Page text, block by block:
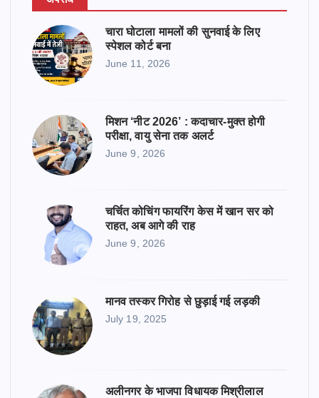
चारा घोटाला मामलों की सुनवाई के लिए
स्पेशल कोर्ट बना
June 11, 2026
मिशन ‘नीट 2026’ : कदाचार-मुक्त होगी
परीक्षा, वायु सेना तक अलर्ट
June 9, 2026
चर्चित कोचिंग फायरिंग केस में खान सर को
राहत, अब आगे की राह
June 9, 2026
मानव तस्कर गिरोह से छुड़ाई गई लड़की
July 19, 2025
अलीनगर के भाजपा विधायक मिश्रीलाल